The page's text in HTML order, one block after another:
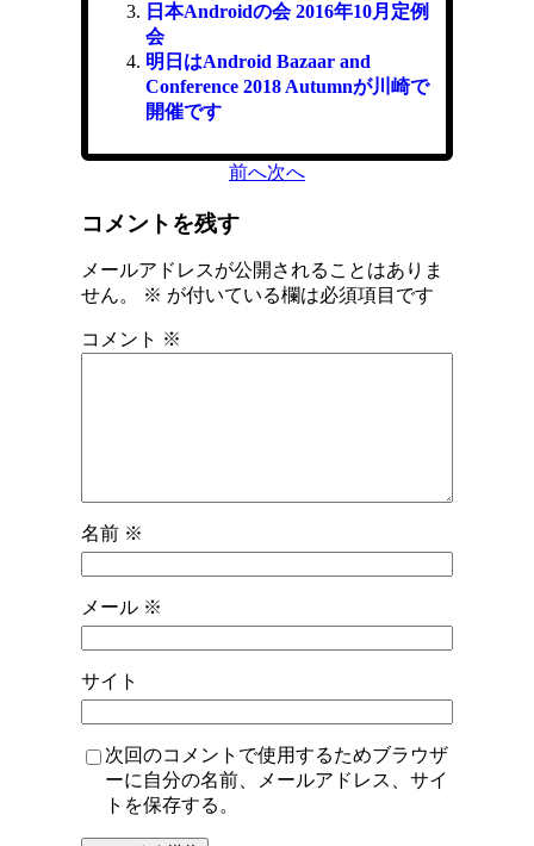
日本Androidの会 2016年10月定例
会
明日はAndroid Bazaar and
Conference 2018 Autumnが川崎で
開催です
前へ次へ
コメントを残す
メールアドレスが公開されることはありま
せん。
※ が付いている欄は必須項目です
コメント ※
名前 ※
メール ※
サイト
次回のコメントで使用するためブラウザ
ーに自分の名前、メールアドレス、サイ
トを保存する。